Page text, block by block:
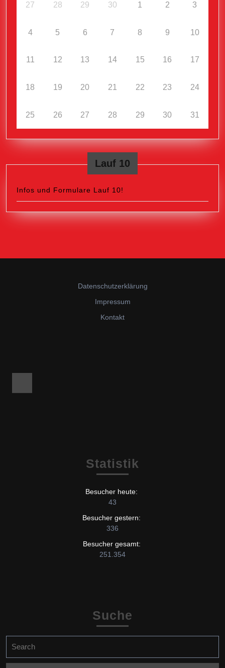
27 28 29 30 1 2 3
4 5 6 7 8 9 10
11 12 13 14 15 16 17
18 19 20 21 22 23 24
25 26 27 28 29 30 31
Lauf 10
Infos und Formulare Lauf 10!
Datenschutzerklärung
Impressum
Kontakt
Statistik
Besucher heute:
43
Besucher gestern:
336
Besucher gesamt:
251.354
Suche
for: